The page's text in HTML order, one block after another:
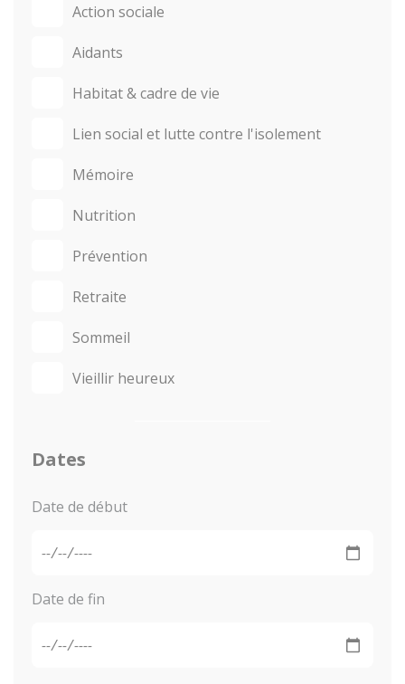
Action sociale
Aidants
Habitat & cadre de vie
Lien social et lutte contre l'isolement
Mémoire
Nutrition
Prévention
Retraite
Sommeil
Vieillir heureux
Dates
Date de début
Date de fin